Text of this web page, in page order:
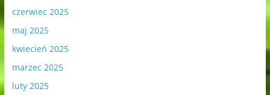
czerwiec 2025
maj 2025
kwiecień 2025
marzec 2025
luty 2025